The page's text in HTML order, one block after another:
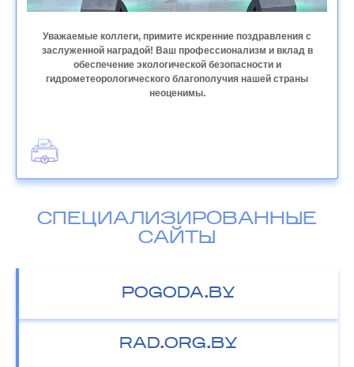
Уважаемые коллеги, примите искренние поздравления с
заслуженной наградой! Ваш профессионализм и вклад в
обеспечение экологической безопасности и
гидрометеорологического благополучия нашей страны
неоценимы.
СПЕЦИАЛИЗИРОВАННЫЕ
САЙТЫ
POGODA.BY
RAD.ORG.BY